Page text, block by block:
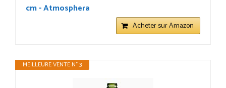
cm - Atmosphera
Acheter sur Amazon
MEILLEURE VENTE N° 3